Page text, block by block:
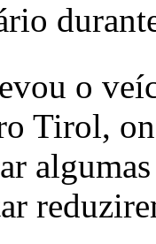
o
Tirol,